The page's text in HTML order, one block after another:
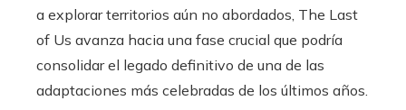
a explorar territorios aún no abordados, The Last
of Us avanza hacia una fase crucial que podría
consolidar el legado definitivo de una de las
adaptaciones más celebradas de los últimos años.